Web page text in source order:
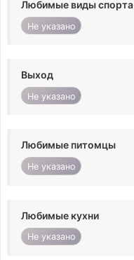
Любимые виды спорта
Не указано
Выход
Не указано
Любимые питомцы
Не указано
Любимые кухни
Не указано